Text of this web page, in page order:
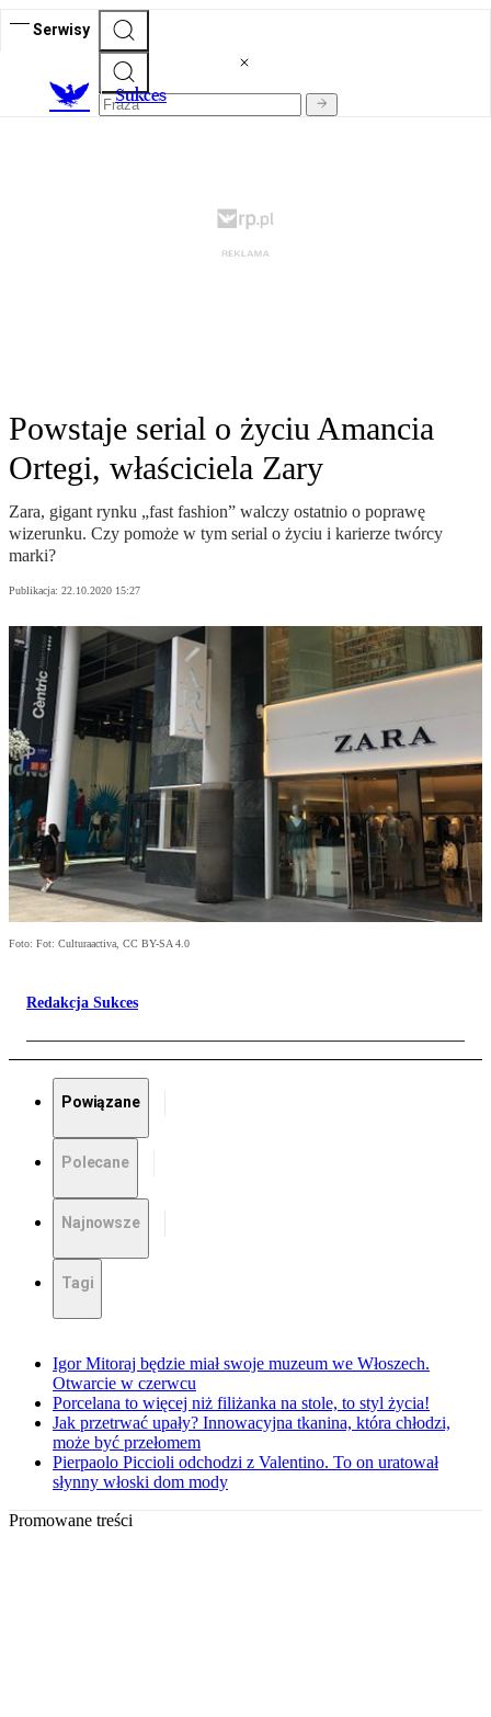
Serwisy
Sukces
Powstaje serial o życiu Amancia
Ortegi, właściciela Zary
Zara, gigant rynku „fast fashion” walczy ostatnio o poprawę
wizerunku. Czy pomoże w tym serial o życiu i karierze twórcy
marki?
Publikacja: 22.10.2020 15:27
Foto: Fot: Culturaactiva, CC BY-SA 4.0
Redakcja Sukces
Powiązane
Polecane
Najnowsze
Tagi
Igor Mitoraj będzie miał swoje muzeum we Włoszech.
Otwarcie w czerwcu
Porcelana to więcej niż filiżanka na stole, to styl życia!
Jak przetrwać upały? Innowacyjna tkanina, która chłodzi,
może być przełomem
Pierpaolo Piccioli odchodzi z Valentino. To on uratował
słynny włoski dom mody
Promowane treści